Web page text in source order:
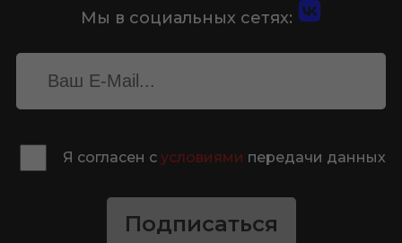
Мы в социальных сетях:
Я согласен с условиями передачи данных
Подписаться